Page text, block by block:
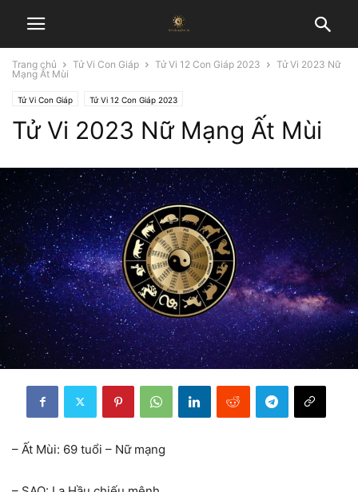
Trang chủ Tử Vi Con Giáp Tử Vi 12 Con Giáp 2023
Tử Vi 2023 Nữ
Mạng Ất Mùi
Tử Vi Con Giáp Tử Vi 12 Con Giáp 2023
Tử Vi 2023 Nữ Mạng Ất Mùi
– Ất Mùi: 69 tuổi – Nữ mạng